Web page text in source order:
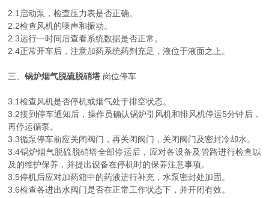
2.1启动泵，检查压力表是否正确。
2.2检查风机的噪声和振动。
2.3运行一时间后查看系统数据是否正常。
2.4正常开车后，注意加药系统药剂充足，液位于液面之上。
三、锅炉烟气脱硫脱硝塔 岗位停车
3.1检查风机是否停机或烟气处于排空状态。
3.2接到停车通知后，操作员确认锅炉引风机和排风机停运5分钟后，
再停运循泵。
3.3循泵停车前应关闭阀门，再关闭阀门，关闭阀门及密封冷却水。
3.4锅炉烟气脱硫脱硝塔全部停运后，应对各设备及管路进行检查以
及的维护保养，并提出设备在停机时的保养注意事项。
3.5停机后应对加药箱中的药液进行补充，水泵密封处加固。
3.6检查各进出水阀门是否在正常工作状态下，并开闭有效。